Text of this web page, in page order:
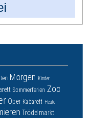
Morgen Kinder
Sommerferien Zoo
Oper Kabarett Heute
Trödelmarkt